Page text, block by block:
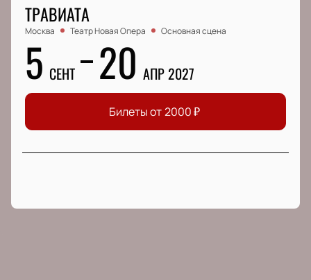
ТРАВИАТА
Москва Театр Новая Опера Основная сцена
5 СЕНТ 20 АПР 2027
Билеты от 2000₽